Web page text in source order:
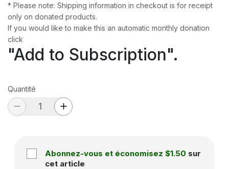
* Please note: Shipping information in checkout is for receipt
only on donated products.
If you would like to make this an automatic monthly donation
click
"Add to Subscription".
Quantité
Abonnez-vous et économisez $1.50 sur
cet article